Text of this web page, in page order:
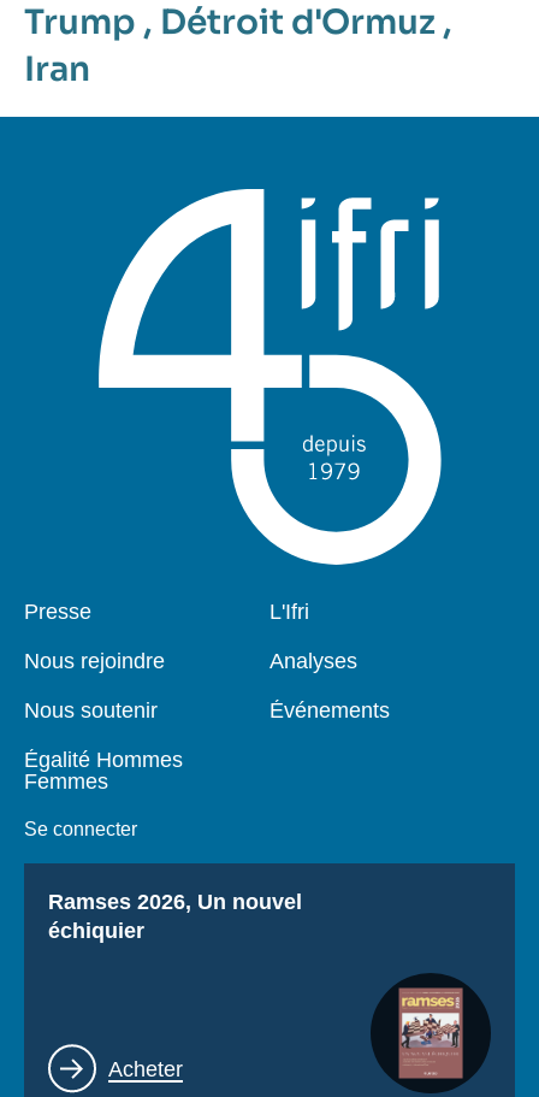
Trump , Détroit d'Ormuz ,
Iran
Pied
Presse
Nous rejoindre
Nous soutenir
Égalité Hommes
Femmes
Se connecter
Navigation
L'Ifri
Analyses
Événements
Titre
Ramses 2026, Un nouvel
échiquier
Lien
Acheter